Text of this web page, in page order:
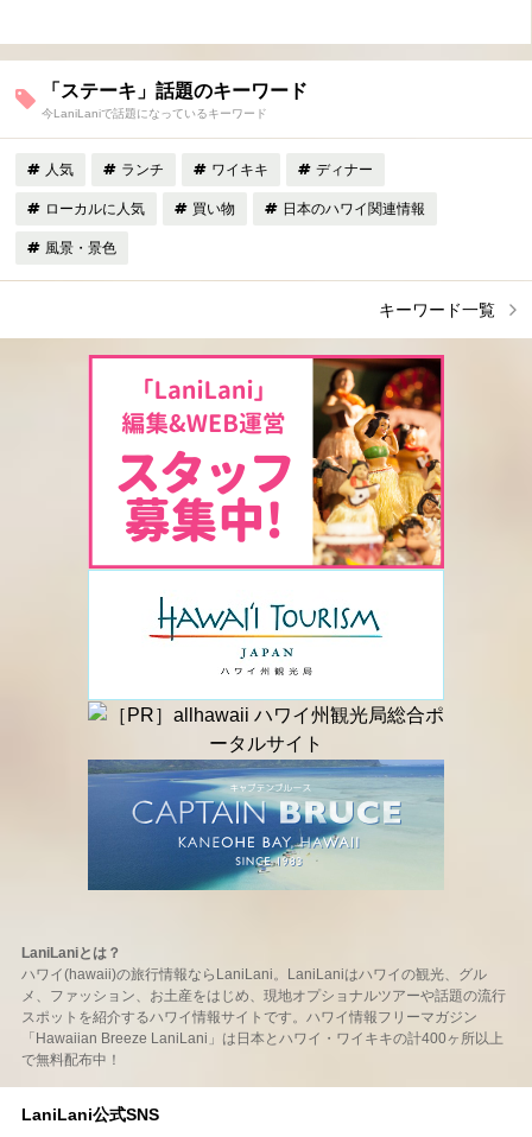
「ステーキ」話題のキーワード
今LaniLaniで話題になっているキーワード
人気 ランチ ワイキキ ディナー
ローカルに人気 買い物 日本のハワイ関連情報
風景・景色
キーワード一覧
LaniLaniとは？
ハワイ(hawaii)の旅行情報ならLaniLani。LaniLaniはハワイの観光、グル
メ、ファッション、お土産をはじめ、現地オプショナルツアーや話題の流行
スポットを紹介するハワイ情報サイトです。ハワイ情報フリーマガジン
「Hawaiian Breeze LaniLani」は日本とハワイ・ワイキキの計400ヶ所以上
で無料配布中！
LaniLani公式SNS